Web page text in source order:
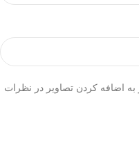
به اضافه کردن تصاویر در نظرات